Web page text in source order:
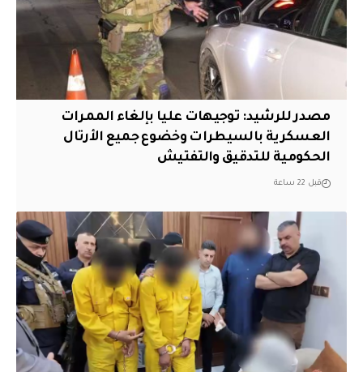
مصدر للرشيد: توجيهات عليا بإلغاء الممرات
العسكرية بالسيطرات وخضوع جميع الأرتال
الحكومية للتدقيق والتفتيش
قبل 22 ساعة